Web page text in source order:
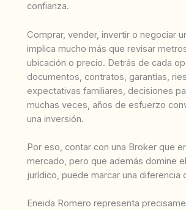
confianza.
Comprar, vender, invertir o negociar
implica mucho más que revisar
ubicación o precio. Detrás de cada
documentos, contratos, garantías,
expectativas familiares, decisiones
muchas veces, años de esfuerzo
una inversión.
Por eso, contar con una Broker que
mercado, pero que además domine
jurídico, puede marcar una diferencia
Eneida Romero representa